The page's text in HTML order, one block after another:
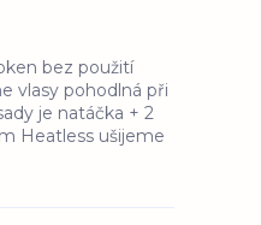
bez použití
vlasy pohodlná při
je natáčka + 2
Heatless ušijeme